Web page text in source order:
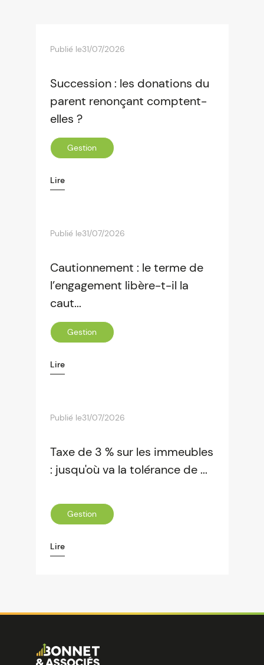
Publié le31/07/2026
Succession : les donations du
parent renonçant comptent-
elles ?
Gestion
Lire
Publié le31/07/2026
Cautionnement : le terme de
l’engagement libère-t-il la
caut...
Gestion
Lire
Publié le31/07/2026
Taxe de 3 % sur les immeubles
: jusqu'où va la tolérance de ...
Gestion
Lire
Image